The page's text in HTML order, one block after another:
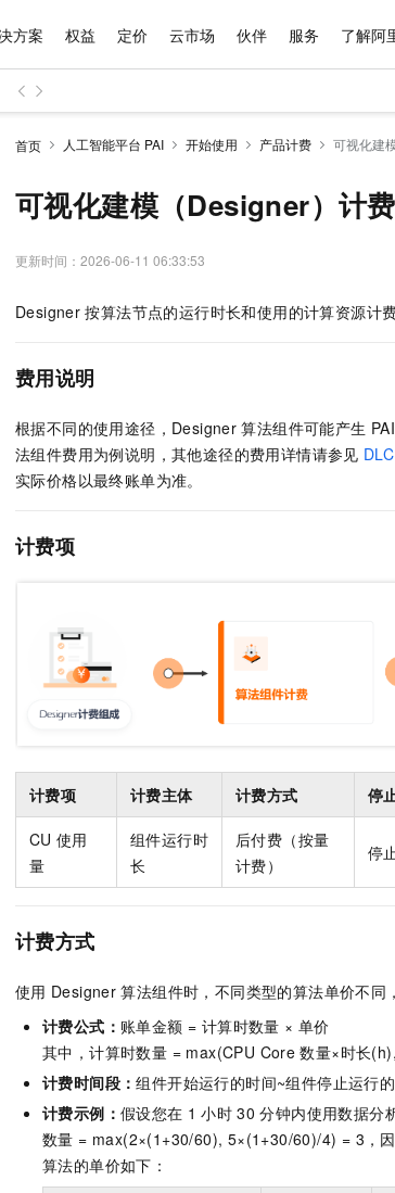
方案 权益 定价 云市场 伙伴 服务 了解阿
首页 人工智能平台 PAI 开始使用 产品计费 可视化建
可视化建模（Designer）计
更新时间： 2026-06-11 06:33:53
Designer 按算法节点的运行时长和使用的计算资源计
费用说明
根据不同的使用途径，Designer 算法组件可能产生
法组件费用为例说明，其他途径的费用详情请参见 DLC
实际价格以最终账单为准。
计费项
计费项 计费主体 计费方式 停
CU 使用
量
组件运行时
长
后付费（按量
计费）
停
计费方式
使用 Designer 算法组件时，不同类型的算法单价不同
计费公式： 账单金额 = 计算时数量 × 单价
其中，计算时数量 = max(CPU Core 数量×时长
计费时间段：组件开始运行的时间~组件停止运行
计费示例： 假设您在 1 小时 30 分钟内使用数据分
数量 = max(2×(1+30/60), 5×(1+30/60)/4) = 3，
算法的单价如下：
千问AI平台
能看、能想、能动手的多模态智能体模型
Qwen3-VL-Plus GLM-5.2
千问AI平台-Token Plan
千问AI平台-模型体验
在线体验全尺寸、多种模态的模型效果
大模型服务平台百炼
大模型解决方案
10 分钟在聊天系统中增加一个 AI 助手 即刻拥有
选产品
大模型服务与应用平台
多元化、高性能、安全可靠的大模型服务
无影云电脑
随时随地安全接入的云上超级电脑
云解析DNS
云原生大数据计算服务 MaxCompute
面向分析的企业级SaaS模式云数据仓库
提供智能易用的域名
人工智能平台 PAI
一站式AI开发、训练
容器服务
提供一站式管理容器
选解决方案
企业级Agent产品，直接交付可用成果
HappyHorse 打造一站式影视创作平台
可视化编排打通从文字构思到成片全链路闭环
快速拥有专属 OpenClaw
上传文档即自动完成
Hermes Agent，
自主进化，持久记忆
惠上云
云服务器38元/年起，超值低价云产品抢先购
推荐新用户得奖励，单订单最高返9万
云工开物
高校专属算力普惠，学生认证享300元代金券
免费试用
解决方案免费试用 新老同享
最高领取价值200元试用点，立即开启云上创新
大模型ACA认证体验
助力企业全员 AI 认知与能力提升
AI 特惠
至高享 1亿+免费
Token Plan 模型订
Qwen3.8-Max 首发
万小智 AI 建站低
送.CN域名，送备案
品定价
了解云产品的定价详情
云上成本管理
管理和优化成本
价格计算器
自助选配和估算价格
价格优势
选商城
多端小程序
观测云
Tuya 物联网平台阿里云版
电子合同
畅捷通
AI空中课堂在线直播课堂（旗舰版）
行业生态解决方案
开发者生态解决方案
数据与 API
手机三要素
OCR 文字识别
快递物流查询
400电话
为销售伙伴
咨询伙伴
销售伙伴合作计划
无影生态合作计划
Consulting Partner 合作计划
成为产品伙伴
产品生态伙伴
前咨询
售后服务
自助服务
在线服务
短信专区
企业增值服务
专家技术服务
企业成长
什么选择阿里云
技术领先
分析师报告
研究报告与白皮书
天池大赛
AI 算法大赛
入门学习赛
最佳实践
云上奥运之旅
看见新力量